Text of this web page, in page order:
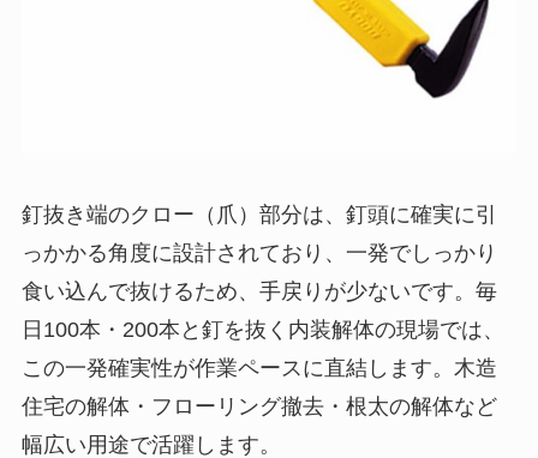
釘抜き端のクロー（爪）部分は、釘頭に確実に引
っかかる角度に設計されており、一発でしっかり
食い込んで抜けるため、手戻りが少ないです。毎
日100本・200本と釘を抜く内装解体の現場では、
この一発確実性が作業ペースに直結します。木造
住宅の解体・フローリング撤去・根太の解体など
幅広い用途で活躍します。